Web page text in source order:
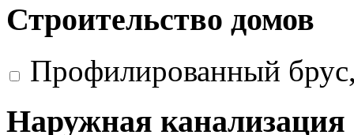
Строительство домов
Профилированный
Наружная канализация